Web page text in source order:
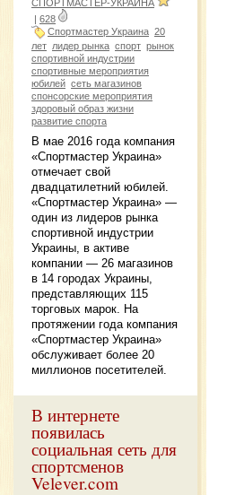
СПОРТМАСТЕР-УКРАИНА
628
Спортмастер Украина 20
лет лидер рынка спорт рынок
спортивной индустрии
спортивные мероприятия
юбилей сеть магазинов
спонсорские мероприятия
здоровый образ жизни
развитие спорта
В мае 2016 года компания
«Спортмастер Украина»
отмечает свой
двадцатилетний юбилей.
«Спортмастер Украина» —
один из лидеров рынка
спортивной индустрии
Украины, в активе
компании — 26 магазинов
в 14 городах Украины,
представляющих 115
торговых марок. На
протяжении года компания
«Спортмастер Украина»
обслуживает более 20
миллионов посетителей.
В интернете
появилась
социальная сеть для
спортсменов
Velever.com